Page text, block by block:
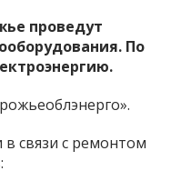
проведут
По
связи с ремонтом